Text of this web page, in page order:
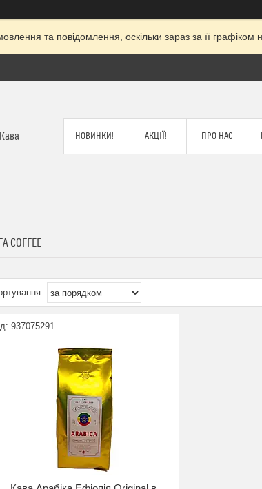
та повідомлення, оскільки зараз за її
НОВИНКИ! АКЦІЇ! ПРО НАС
COFFEE
937075291